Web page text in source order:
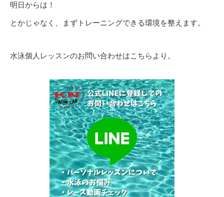
明日からは！
とかじゃなく、まずトレーニングできる環境を整えます。
水泳個人レッスンのお問い合わせはこちらより。